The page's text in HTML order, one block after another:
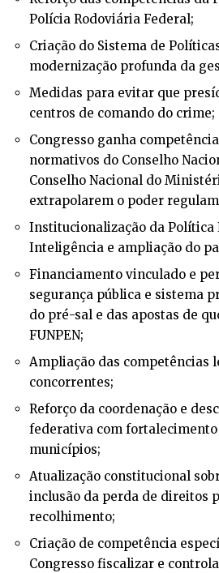
Polícia Rodoviária Federal;
Criação do Sistema de
modernização profunda da
Medidas para evitar que
centros de comando do crime;
Congresso ganha
normativos do Conselho
Conselho Nacional do
extrapolarem o poder
Institucionalização da Política
Inteligência e ampliação do
Financiamento vinculado e
segurança pública e sistema
do pré-sal e das apostas de
FUNPEN;
Ampliação das competências
concorrentes;
Reforço da coordenação e
federativa com fortalecimento
municípios;
Atualização constitucional
inclusão da perda de direitos
recolhimento;
Criação de competência
Congresso fiscalizar e